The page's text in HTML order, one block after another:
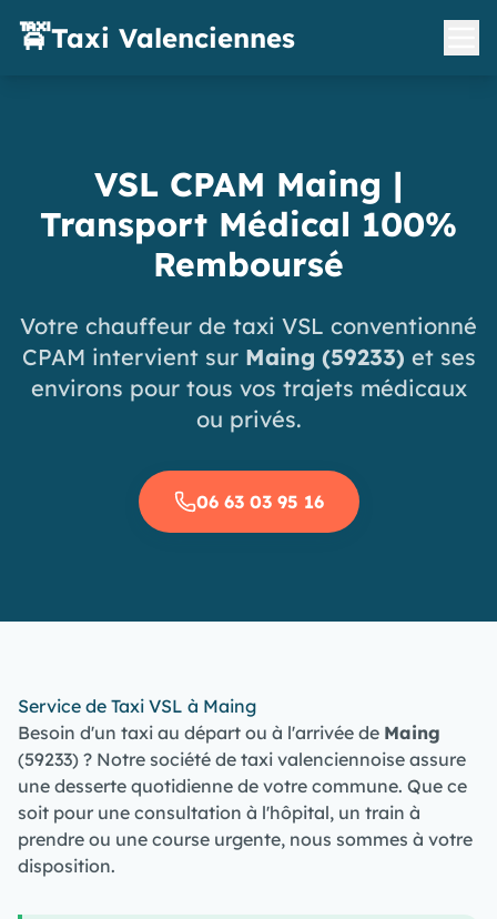
🚖Taxi Valenciennes
VSL CPAM Maing |
Transport Médical 100%
Remboursé
Votre chauffeur de taxi VSL conventionné
CPAM intervient sur Maing (59233) et ses
environs pour tous vos trajets médicaux
ou privés.
06 63 03 95 16
Service de Taxi VSL à Maing
Besoin d'un taxi au départ ou à l'arrivée de Maing
(59233) ? Notre société de taxi valenciennoise assure
une desserte quotidienne de votre commune. Que ce
soit pour une consultation à l'hôpital, un train à
prendre ou une course urgente, nous sommes à votre
disposition.